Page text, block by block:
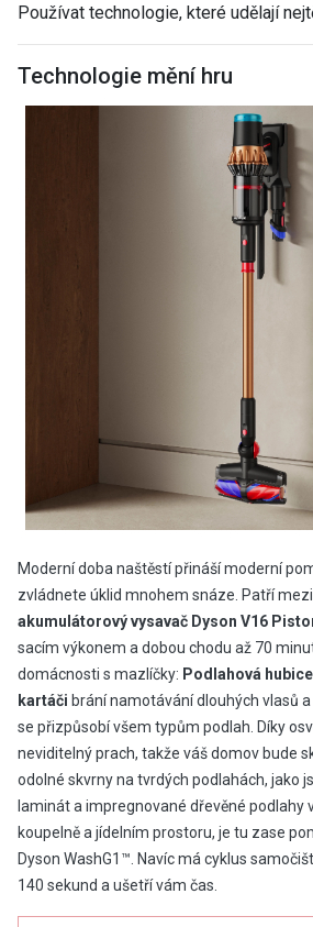
Používat technologie, které udělají
Technologie mění hru
Moderní doba naštěstí přináší moderní
zvládnete úklid mnohem snáze. Patří
akumulátorový vysavač Dyson V16
sacím výkonem a dobou chodu až 70
domácnosti s mazlíčky: Podlahová
kartáči brání namotávání dlouhých vlasů
se přizpůsobí všem typům podlah. Díky
neviditelný prach, takže váš domov bude
odolné skvrny na tvrdých podlahách, jako
laminát a impregnované dřevěné podlahy
koupelně a jídelním prostoru, je tu zase
Dyson WashG1™. Navíc má cyklus
140 sekund a ušetří vám čas.